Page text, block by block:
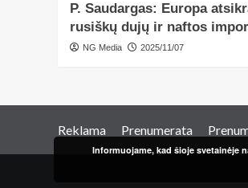
P. Saudargas: Europa
rusiškų dujų ir naftos
NG Media 2025/11/07
Reklama Prenumerata
Informuojame, kad šioje svetainėje